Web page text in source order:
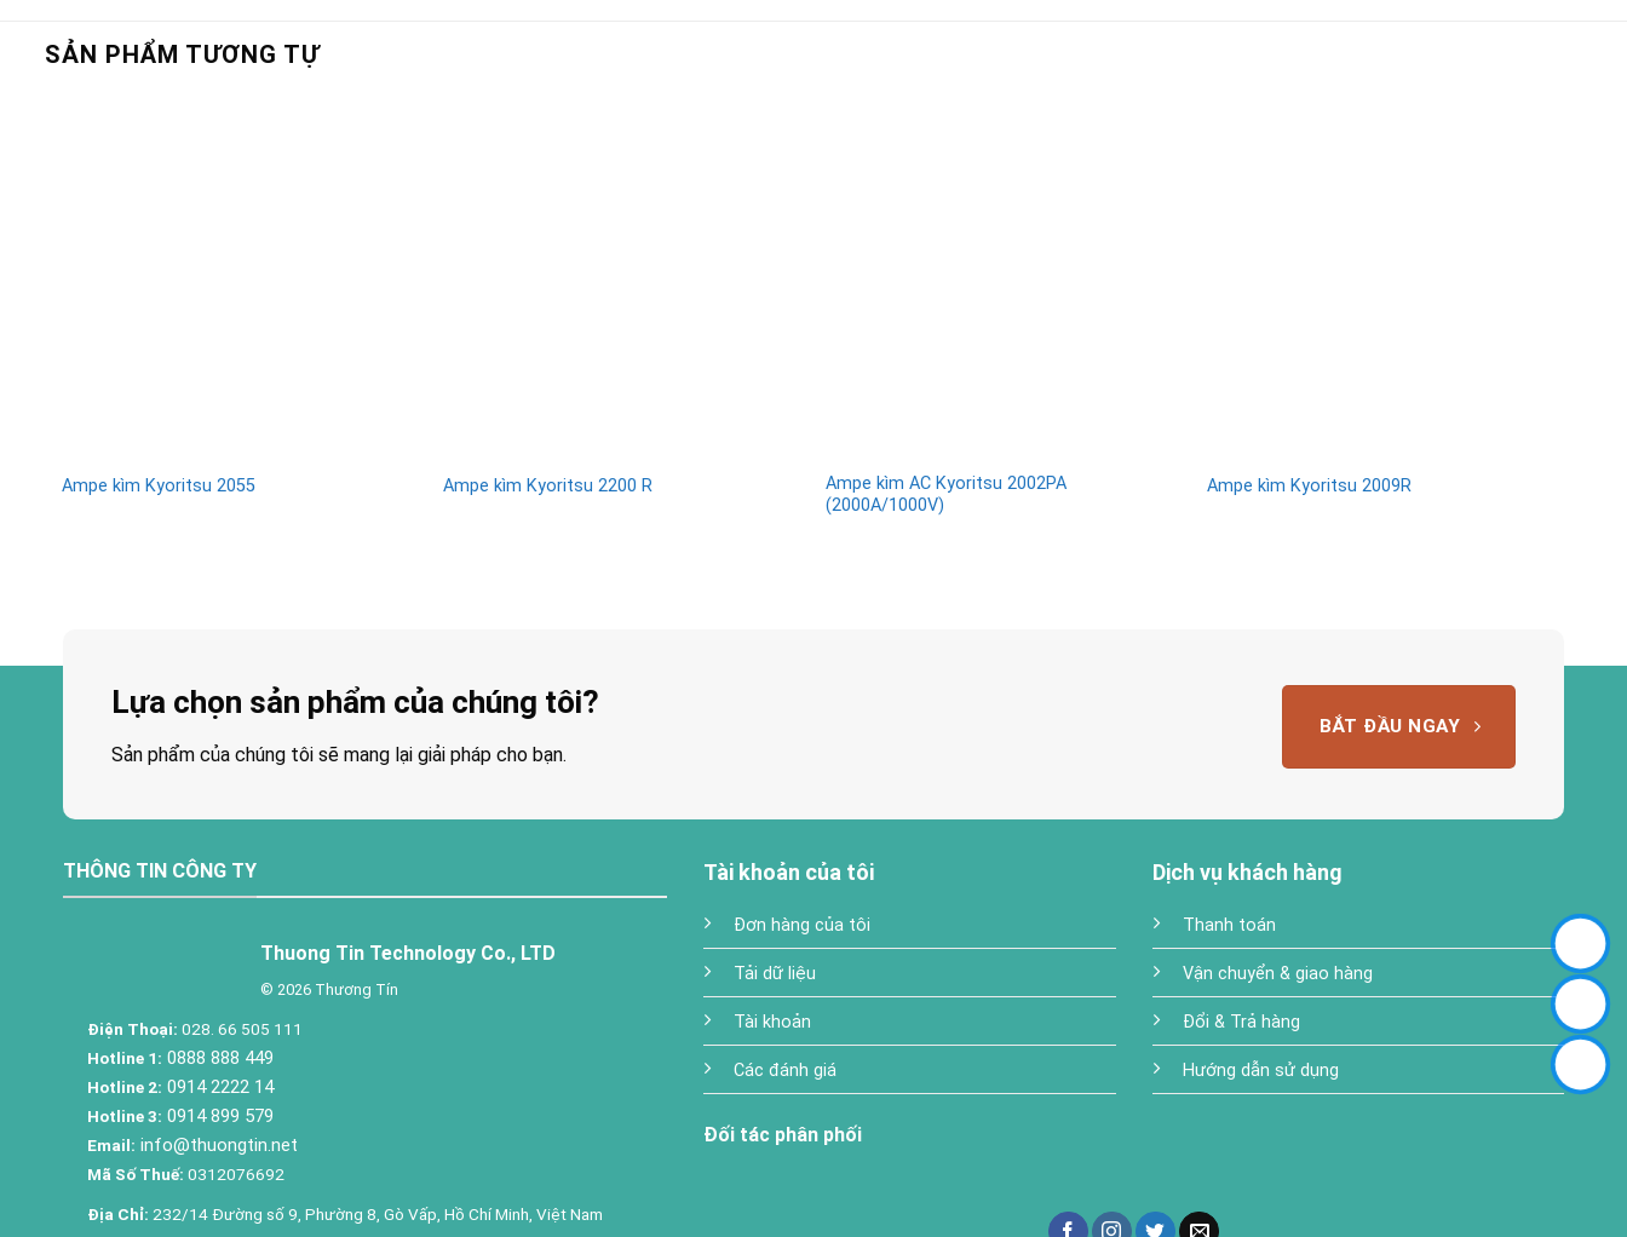
SẢN PHẨM TƯƠNG TỰ
Ampe kìm Kyoritsu 2055 Ampe kìm Kyoritsu 2200 R
Ampe kìm AC Kyoritsu 2002PA
(2000A/1000V)
Ampe kìm Kyoritsu 2009R
Lựa chọn sản phẩm của chúng tôi?
Sản phẩm của chúng tôi sẽ mang lại giải pháp cho bạn.
BẮT ĐẦU NGAY
THÔNG TIN CÔNG TY
Thuong Tin Technology Co., LTD
© 2026 Thương Tín
Điện Thoại: 028. 66 505 111
Hotline 1: 0888 888 449
Hotline 2: 0914 2222 14
Hotline 3: 0914 899 579
Email: info@thuongtin.net
Mã Số Thuế: 0312076692
Địa Chỉ: 232/14 Đường số 9, Phường 8, Gò Vấp, Hồ Chí Minh, Việt Nam
Tài khoản của tôi
Đơn hàng của tôi
Tải dữ liệu
Tài khoản
Các đánh giá
Đối tác phân phối
Dịch vụ khách hàng
Thanh toán
Vận chuyển & giao hàng
Đổi & Trả hàng
Hướng dẫn sử dụng